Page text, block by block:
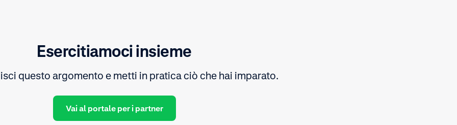
Esercitiamoci insieme
questo argomento e metti in pratica ciò che hai imparato.
Vai al portale per i partner